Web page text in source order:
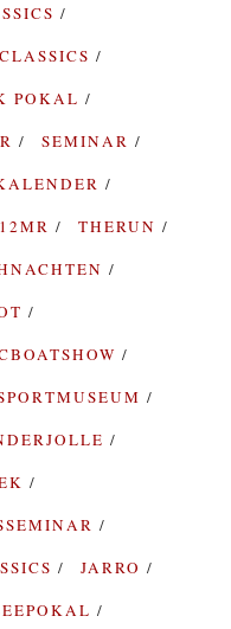
POKAL
SEMINAR
12MR
THERUN
JARRO